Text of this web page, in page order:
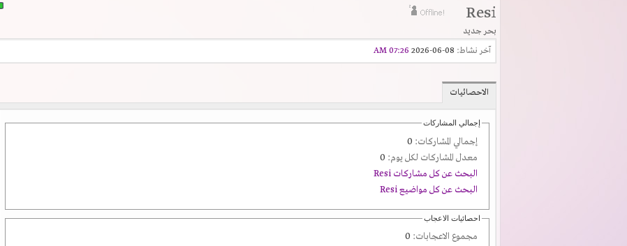
Resi
بحر جديد
آخر نشاط:
07:26 AM
الاحصائيات
إجمالي المشاركات
إجمالي المشاركات:
معدل المشاركات لكل يوم:
البحث عن كل مشاركات Resi
البحث عن كل مواضيع Resi
احصائيات الاعجاب
مجموع الاعجابات: